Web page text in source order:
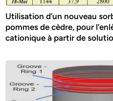
Utilisation d’un nouveau
pommes de cèdre, pour
cationique à partir de